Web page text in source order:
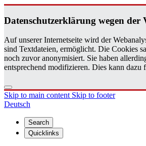
Daten­schutzerklärung wegen der
Auf unserer Internetseite wird der
sind Textdateien, ermöglicht. Die Cookies
noch zuvor anonymisiert. Sie haben
entsprechend modifizieren. Dies kann dazu
Skip to main content Skip to footer
Deutsch
Search
Quicklinks